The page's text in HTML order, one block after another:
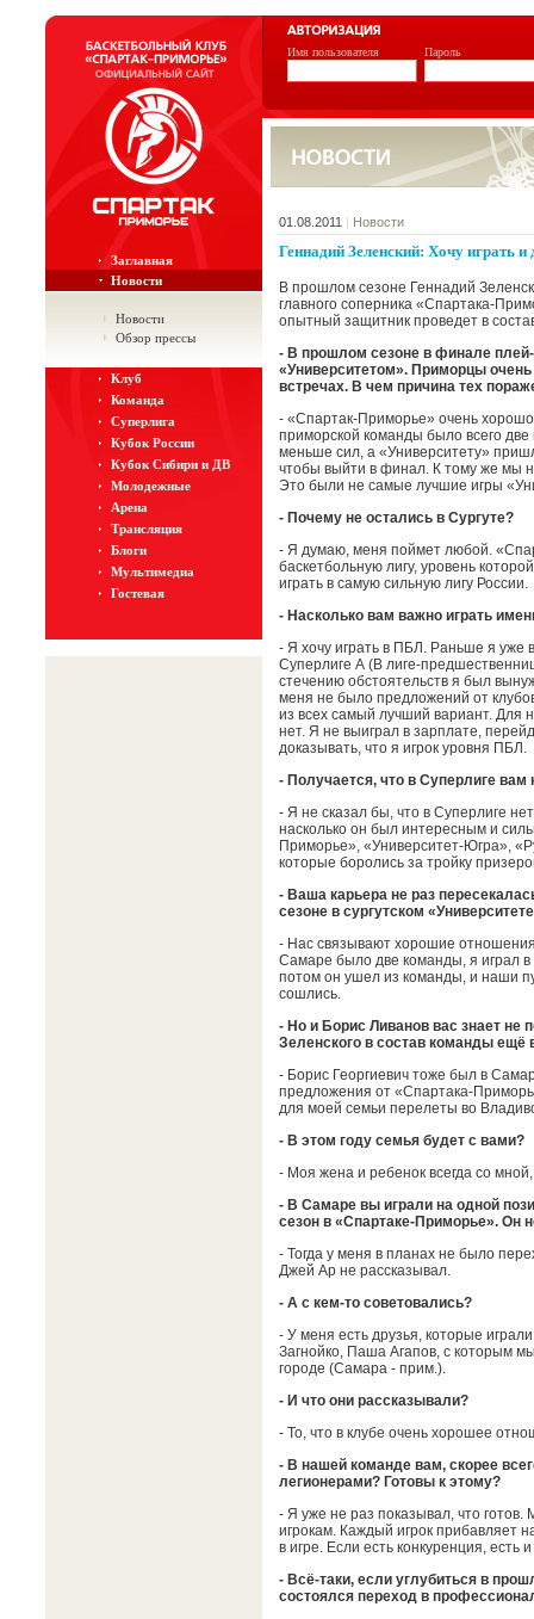
Имя пользователя Пароль
Заглавная
Новости
Новости
Обзор прессы
Клуб
Команда
Суперлига
Кубок России
Кубок Сибири и ДВ
Молодежные
Арена
Трансляция
Блоги
Мультимедиа
Гостевая
01.08.2011 | Новости
Геннадий Зеленский: Хочу играть
В прошлом сезоне Геннадий
главного соперника «Спартака-
опытный защитник проведет в
- В прошлом сезоне в финале
«Университетом». Приморцы очень
встречах. В чем причина тех
- «Спартак-Приморье» очень
приморской команды было всего
меньше сил, а «Университету»
чтобы выйти в финал. К тому же мы
Это были не самые лучшие игры
- Почему не остались в Сургуте?
- Я думаю, меня поймет любой.
баскетбольную лигу, уровень
играть в самую сильную лигу России.
- Насколько вам важно играть
- Я хочу играть в ПБЛ. Раньше я уже
Суперлиге А (В лиге-
стечению обстоятельств я был
меня не было предложений от
из всех самый лучший вариант. Для
нет. Я не выиграл в зарплате,
доказывать, что я игрок уровня ПБЛ.
- Получается, что в Суперлиге вам
- Я не сказал бы, что в Суперлиге
насколько он был интересным и
Приморье», «Университет-Югра»,
которые боролись за тройку
- Ваша карьера не раз
сезоне в сургутском
- Нас связывают хорошие
Самаре было две команды, я играл
потом он ушел из команды, и наши
сошлись.
- Но и Борис Ливанов вас знает
Зеленского в состав команды ещё
- Борис Георгиевич тоже был в
предложения от «Спартака-
для моей семьи перелеты во
- В этом году семья будет с вами?
- Моя жена и ребенок всегда со
- В Самаре вы играли на одной
сезон в «Спартаке-Приморье». Он
- Тогда у меня в планах не было
Джей Ар не рассказывал.
- А с кем-то советовались?
- У меня есть друзья, которые
Загнойко, Паша Агапов, с которым
городе (Самара - прим.).
- И что они рассказывали?
- То, что в клубе очень хорошее
- В нашей команде вам, скорее
легионерами? Готовы к этому?
- Я уже не раз показывал, что готов.
игрокам. Каждый игрок прибавляет
в игре. Если есть конкуренция, есть
- Всё-таки, если углубиться в
состоялся переход в